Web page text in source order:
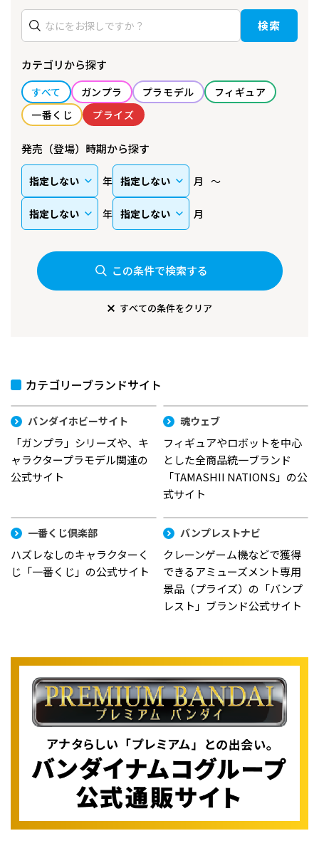
検索
カテゴリから探す
すべて ガンプラ プラモデル
フィギュア
一番くじ
プライズ
発売（登場）時期から探す
年 月
年 月
この条件で検索する
すべての条件をクリア
カテゴリーブランドサイト
バンダイホビーサイト
「ガンプラ」シリーズや、キ
ャラクタープラモデル関連の
公式サイト
魂ウェブ
フィギュアやロボットを中心
とした全商品統一ブランド
「TAMASHII NATIONS」の公
式サイト
一番くじ倶楽部
ハズレなしのキャラクターく
じ「一番くじ」の公式サイト
バンプレストナビ
クレーンゲーム機などで獲得
できるアミューズメント専用
景品（プライズ）の「バンプ
レスト」ブランド公式サイト